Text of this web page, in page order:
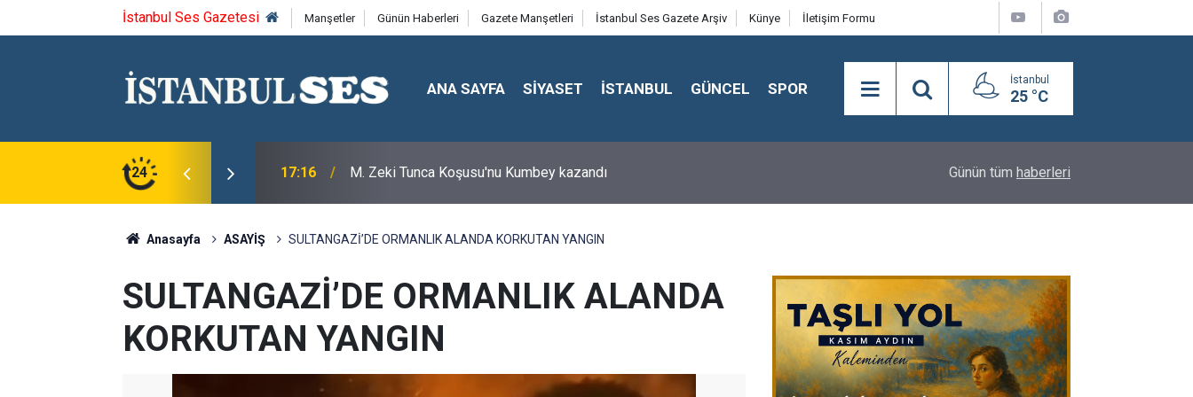
İstanbul Ses Gazetesi Manşetler Günün Haberleri Gazete Manşetleri İstanbul Ses Gazete Arşiv Künye İletişim Formu
ANA SAYFA SİYASET İSTANBUL GÜNCEL SPOR İstanbul
25 °C
24 21:28 Merhum Asli Üyemiz M. Zeki Tunca'yı saygıyla anıyoruz Seyfettin Çalbatur Koşusu'nu Rattlesnake
Günün tüm haberleri
Anasayfa ASAYİŞ SULTANGAZİ’DE ORMANLIK ALANDA KORKUTAN YANGIN
SULTANGAZİ’DE ORMANLIK ALANDA
KORKUTAN YANGIN